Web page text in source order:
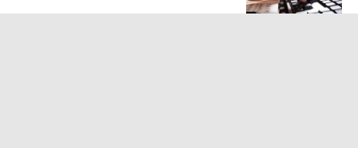
贼”，同样被传涉案，其直播间自去年11月起